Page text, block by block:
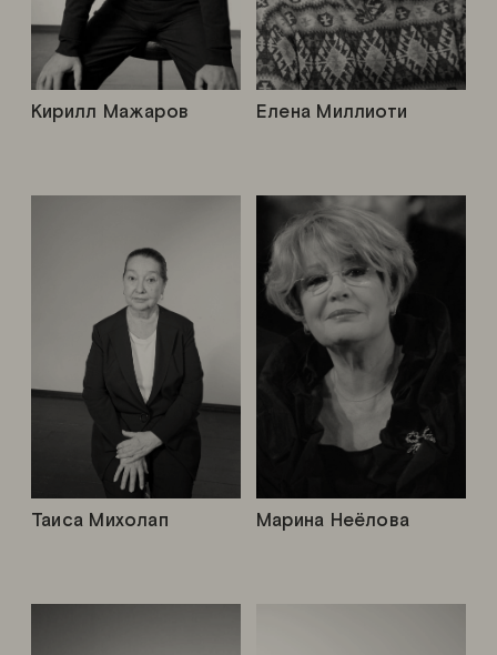
Кирилл Мажаров
Таиса Михолап Марина Неёлова
Елена Миллиоти